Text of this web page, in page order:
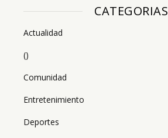
CATEGORIAS
Actualidad
()
Comunidad
Entretenimiento
Deportes